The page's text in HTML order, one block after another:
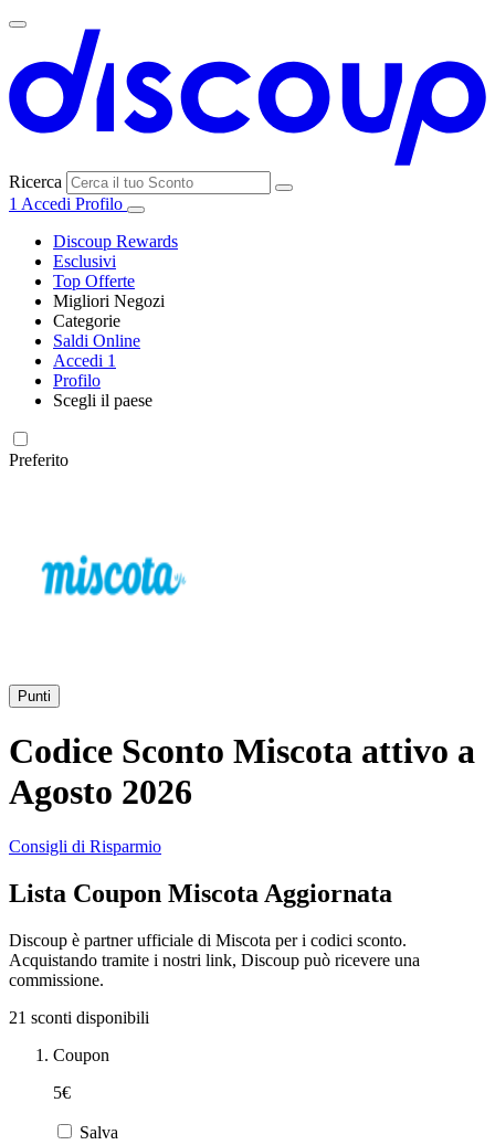
Ricerca
1 Accedi Profilo
Discoup Rewards
Esclusivi
Top Offerte
Migliori Negozi
SHEIN
eBay
Samsung
Fineco
Zooplus
Alpitour
Categorie
Elettronica e
Vacanze e
Hotel
Profumi
Trasporti
Auto e Moto
Saldi Online
Accedi 1
Profilo
Scegli il paese
Preferito
Punti
Codice Sconto Miscota attivo a
Agosto 2026
Consigli di Risparmio
Lista Coupon Miscota Aggiornata
Discoup è partner ufficiale di Miscota per i codici sconto.
Acquistando tramite i nostri link, Discoup può ricevere una
commissione.
21 sconti disponibili
Coupon
5€
Salva